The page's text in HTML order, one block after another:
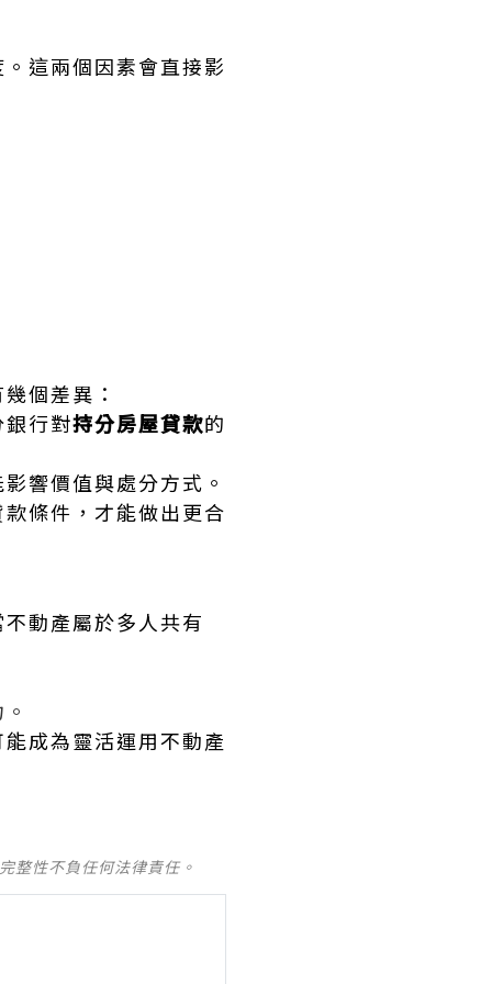
這兩個因素會直接影
個差異：
行對持分房屋貸款的
響價值與處分方式。
條件，才能做出更合
動產屬於多人共有
能成為靈活運用不動產
整性不負任何法律責任。